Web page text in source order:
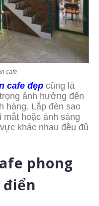
cafe
cafe đẹp cũng là
ảnh hưởng đến
hàng. Lắp đèn sao
mắt hoặc ánh sáng
khác nhau đều đủ
phong
điển